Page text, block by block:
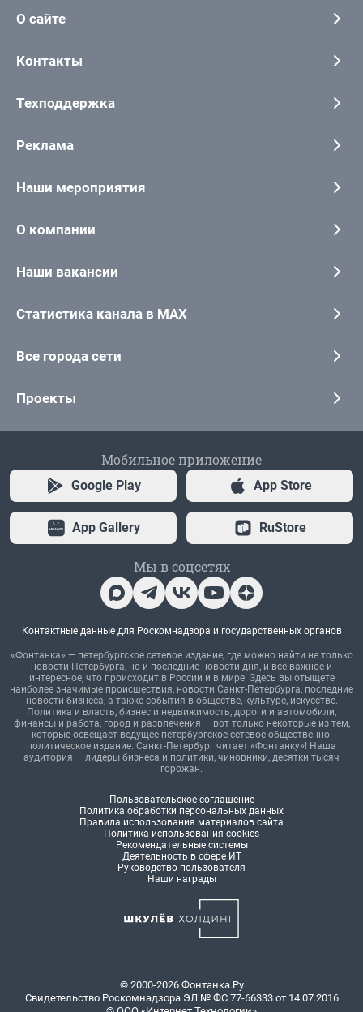
О сайте
Контакты
Техподдержка
Реклама
Наши мероприятия
О компании
Наши вакансии
Статистика канала в MAX
Все города сети
Проекты
Мобильное приложение
Google Play App Store
App Gallery RuStore
Мы в соцсетях
Контактные данные для Роскомнадзора и государственных органов
«Фонтанка» — петербургское сетевое издание, где можно найти не только
новости Петербурга, но и последние новости дня, и все важное и
интересное, что происходит в России и в мире. Здесь вы отыщете
наиболее значимые происшествия, новости Санкт-Петербурга, последние
новости бизнеса, а также события в обществе, культуре, искусстве.
Политика и власть, бизнес и недвижимость, дороги и автомобили,
финансы и работа, город и развлечения — вот только некоторые из тем,
которые освещает ведущее петербургское сетевое общественно-
политическое издание. Санкт-Петербург читает «Фонтанку»! Наша
аудитория — лидеры бизнеса и политики, чиновники, десятки тысяч
горожан.
Пользовательское соглашение
Политика обработки персональных данных
Правила использования материалов сайта
Политика использования cookies
Рекомендательные системы
Деятельность в сфере ИТ
Руководство пользователя
Наши награды
© 2000-2026 Фонтанка.Ру
Свидетельство Роскомнадзора ЭЛ № ФС 77-66333 от 14.07.2016